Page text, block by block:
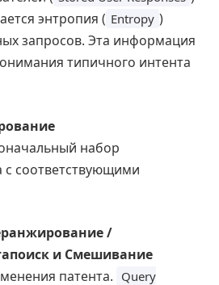
энтропия ( Entropy )
запросов. Эта информация
типичного интента
набор
с соответствующими
/
и Смешивание
патента. Query